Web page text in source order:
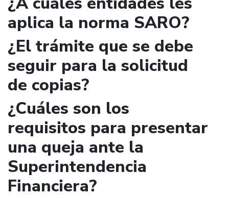
aplica la norma SARO?
¿El trámite que se debe
seguir para la solicitud
de copias?
¿Cuáles son los
requisitos para presentar
una queja ante la
Superintendencia
Financiera?